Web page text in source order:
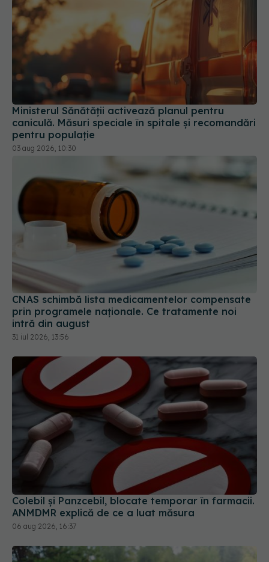
Ministerul Sănătății activează planul pentru
caniculă. Măsuri speciale în spitale și recomandări
pentru populație
03 aug 2026, 10:30
CNAS schimbă lista medicamentelor compensate
prin programele naționale. Ce tratamente noi
intră din august
31 iul 2026, 13:56
Colebil și Panzcebil, blocate temporar în farmacii.
ANMDMR explică de ce a luat măsura
06 aug 2026, 16:37